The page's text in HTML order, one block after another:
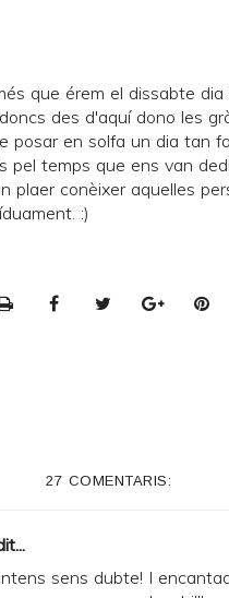
que érem el dissabte
des d'aquí dono les
posar en solfa un dia tan
pel temps que ens van
plaer conèixer aquelles
:)
27 COMENTARIS:
sens dubte! I